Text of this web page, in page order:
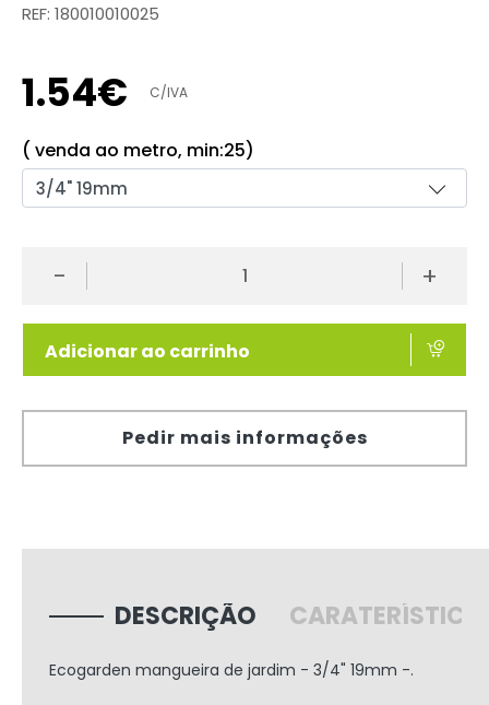
REF: 180010010025
1.54€ C/IVA
( venda ao metro, min:25)
- +
Adicionar ao carrinho
Pedir mais informações
DESCRIÇÃO
Ecogarden mangueira de jardim - 3/4" 19mm -.